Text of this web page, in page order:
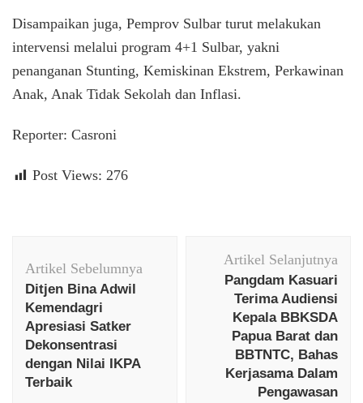
Disampaikan juga, Pemprov Sulbar turut melakukan
intervensi melalui program 4+1 Sulbar, yakni
penanganan Stunting, Kemiskinan Ekstrem, Perkawinan
Anak, Anak Tidak Sekolah dan Inflasi.
Reporter: Casroni
Post Views: 276
Artikel
Artikel Sebelumnya
Ditjen Bina Adwil
Kemendagri
Apresiasi Satker
Dekonsentrasi
dengan Nilai IKPA
Terbaik
Artikel Selanjutnya
Pangdam Kasuari
Terima Audiensi
Kepala BBKSDA
Papua Barat dan
BBTNTC, Bahas
Kerjasama Dalam
Pengawasan